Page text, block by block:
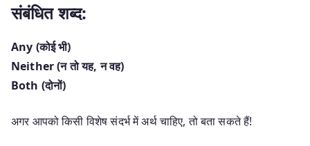
संबंधित शब्द:
Any (कोई भी)
Neither (न तो यह, न वह)
Both (दोनों)
अगर आपको किसी विशेष संदर्भ में अर्थ चाहिए, तो बता सकते हैं!